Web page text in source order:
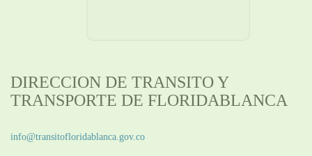
DIRECCION DE TRANSITO Y
TRANSPORTE DE FLORIDABLANCA
info@transitofloridablanca.gov.co